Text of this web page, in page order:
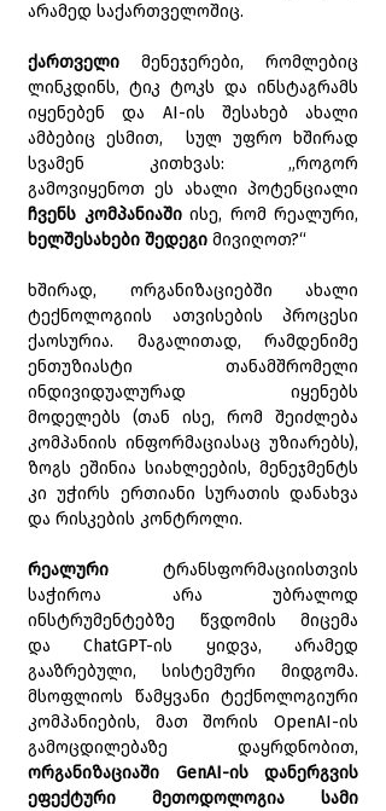
არამედ საქართველოშიც.
ქართველი მენეჯერები, რომლებიც
ლინკდინს, ტიკ ტოკს და ინსტაგრამს
იყენებენ და AI-ის შესახებ ახალი
ამბებიც ესმით,  სულ უფრო ხშირად
სვამენ კითხვას: „როგორ
ჩვენს კომპანიაში
ხელშესახები შედეგი მივიღოთ?“
ხშირად, ორგანიზაციებში ახალი
ტექნოლოგიის ათვისების პროცესი
ქაოსურია. მაგალითად, რამდენიმე
ენთუზიასტი თანამშრომელი
ინდივიდუალურად იყენებს
მოდელებს (თან ისე, რომ შეიძლება
კომპანიის ინფორმაციასაც უზიარებს),
ზოგს ეშინია სიახლეების, მენეჯმენტს
კი უჭირს ერთიანი სურათის დანახვა
და რისკების კონტროლი.
რეალური ტრანსფორმაციისთვის
საჭიროა არა უბრალოდ
ინსტრუმენტებზე წვდომის მიცემა
და ChatGPT-ის ყიდვა, არამედ
გააზრებული, სისტემური მიდგომა.
მსოფლიოს წამყვანი ტექნოლოგიური
კომპანიების, მათ შორის OpenAI-ის
ორგანიზაციაში GenAI-ის დანერგვის
ეფექტური მეთოდოლოგია სამი